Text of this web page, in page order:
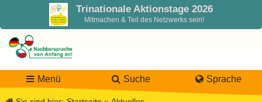
Trinationale Aktionstage 2026
Mitmachen & Teil des Netzwerks sein!
Menü Suche Sprache